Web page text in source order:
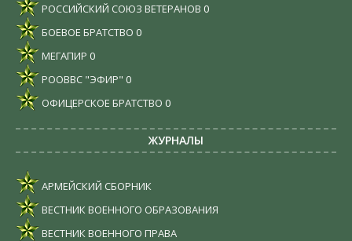
РОССИЙСКИЙ СОЮЗ ВЕТЕРАНОВ 0
БОЕВОЕ БРАТСТВО 0
МЕГАПИР 0
РООВВС "ЭФИР" 0
ОФИЦЕРСКОЕ БРАТСТВО 0
ЖУРНАЛЫ
АРМЕЙСКИЙ СБОРНИК
ВЕСТНИК ВОЕННОГО ОБРАЗОВАНИЯ
ВЕСТНИК ВОЕННОГО ПРАВА